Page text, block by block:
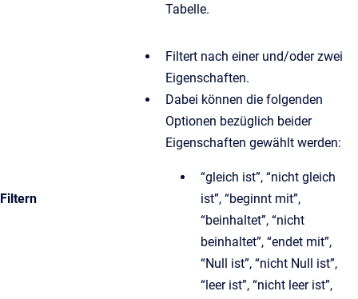
Tabelle.
Filtern
Filtert nach einer und/oder zwei
Eigenschaften.
Dabei können die folgenden
Optionen bezüglich beider
Eigenschaften gewählt werden:
“gleich ist”, “nicht gleich
ist”, “beginnt mit”,
“beinhaltet”, “nicht
beinhaltet”, “endet mit”,
“Null ist”, “nicht Null ist”,
“leer ist”, “nicht leer ist”,